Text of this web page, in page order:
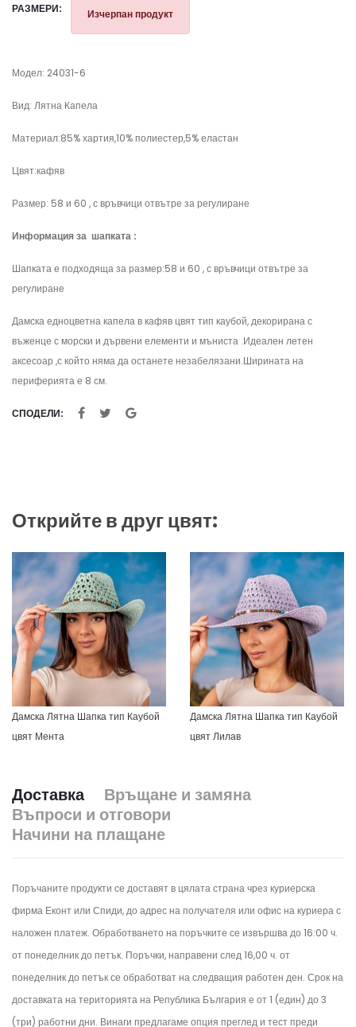
РАЗМЕРИ: Изчерпан продукт
Модел: 24031-6
Вид: Лятна Капела
Материал:85% хартия,10% полиестер,5% еластан
Цвят:кафяв
Размер: 58 и 60 , с връвчици отвътре за регулиране
Информация за шапката :
Шапката е подходяща за размер:58 и 60 , с връвчици отвътре за
регулиране
Дамска едноцветна капела в кафяв цвят тип каубой, декорирана с
въженце с морски и дървени елементи и мъниста .Идеален летен
аксесоар ,с който няма да останете незабелязани.Ширината на
периферията е 8 см.
СПОДЕЛИ:
Открийте в друг цвят:
Дамска Лятна Шапка тип Каубой
цвят Мента
Дамска Лятна Шапка тип Каубой
цвят Лилав
Доставка
Връщане и замяна
Въпроси и отговори
Начини на плащане
Поръчаните продукти се доставят в цялата страна чрез куриерска
фирма Еконт или Спиди, до адрес на получателя или офис на куриера с
наложен платеж. Обработването на поръчките се извършва до 16:00 ч.
от понеделник до петък. Поръчки, направени след 16,00 ч. от
понеделник до петък се обработват на следващия работен ден. Срок на
доставката на територията на Република България е от 1 (един) до 3
(три) работни дни. Винаги предлагаме опция преглед и тест преди